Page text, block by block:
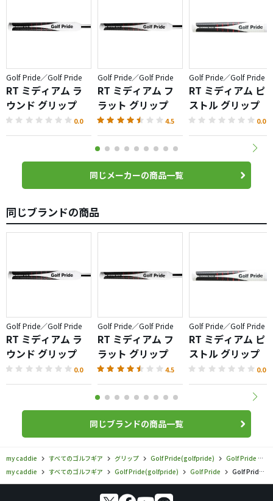
Golf Pride／Golf Pride
RT ミディアム ラ
ウンド グリップ
0.0
Golf Pride／Golf Pride
RT ミディアム フ
ラット グリップ
4.5
Golf Pride／Golf Pride
RT ミディアム ピ
ストル グリップ
0.0
同じメーカーの商品一覧
同じブランドの商品
Golf Pride／Golf Pride
RT ミディアム ラ
ウンド グリップ
0.0
Golf Pride／Golf Pride
RT ミディアム フ
ラット グリップ
4.5
Golf Pride／Golf Pride
RT ミディアム ピ
ストル グリップ
0.0
同じブランドの商品一覧
my caddie すべてのゴルフギア グリップ Golf Pride(golfpride) Golf Pride
my caddie
すべてのゴルフギア Golf Pride(golfpride) Golf Pride Golf Pride／Golf Pride／VDラバーの口コミ評価